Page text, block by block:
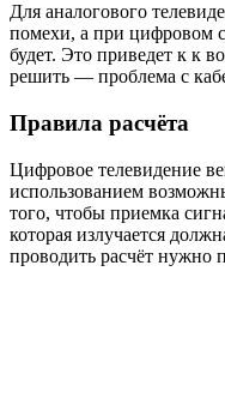
Для аналогового
помехи, а при цифровом
будет. Это приведет к к
решить — проблема с
Правила расчёта
Цифровое телевидение
использованием
того, чтобы приемка
которая излучается
проводить расчёт нужно